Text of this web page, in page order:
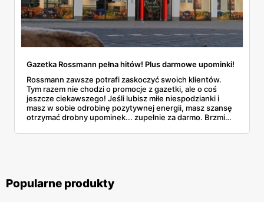
Gazetka Rossmann pełna hitów! Plus darmowe upominki!
Rossmann zawsze potrafi zaskoczyć swoich klientów.
Tym razem nie chodzi o promocje z gazetki, ale o coś
jeszcze ciekawszego! Jeśli lubisz miłe niespodzianki i
masz w sobie odrobinę pozytywnej energii, masz szansę
otrzymać drobny upominek... zupełnie za darmo. Brzmi
Popularne produkty